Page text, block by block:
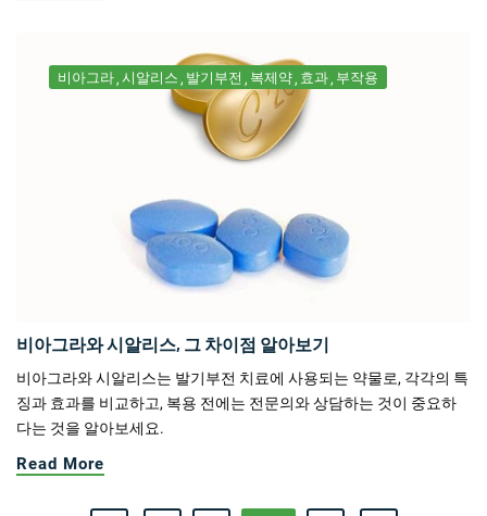
비아그라 시알리스 발기부전 복제약 효과 부작용
비아그라와 시알리스, 그 차이점 알아보기
비아그라와 시알리스는 발기부전 치료에 사용되는 약물로, 각각의 특
징과 효과를 비교하고, 복용 전에는 전문의와 상담하는 것이 중요하
다는 것을 알아보세요.
Read More